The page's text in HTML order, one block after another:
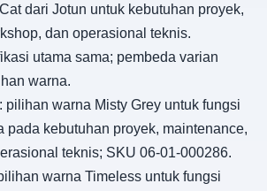
dari Jotun untuk kebutuhan proyek,
dan operasional teknis.
utama sama; pembeda varian
warna.
pilihan warna Misty Grey untuk fungsi
pada kebutuhan proyek, maintenance,
teknis; SKU 06-01-000286.
warna Timeless untuk fungsi